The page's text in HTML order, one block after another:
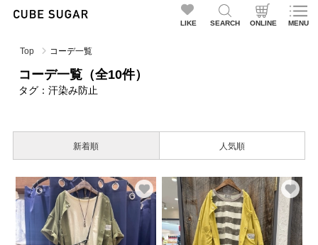
LIKE SEARCH ONLINE MENU
Top コーデ一覧
コーデ一覧（全10件）
タグ：汗染み防止
新着順 人気順